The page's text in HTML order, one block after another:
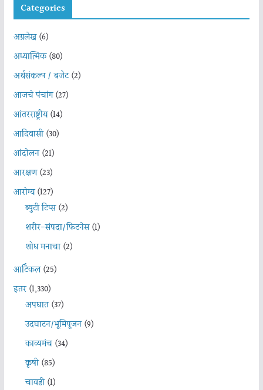
Categories
अग्रलेख(6)
अध्यात्मिक(80)
अर्थसंकल्प / बजेट(2)
आजचे पंचांग(27)
आंतरराष्ट्रीय(14)
आदिवासी(30)
आंदोलन(21)
आरक्षण(23)
आरोग्य(127)
ब्युटी टिप्स(2)
शरीर-संपदा/फिटनेस(1)
शोध मनाचा(2)
आर्टिकल(25)
इतर(1,330)
अपघात(37)
उदघाटन/भूमिपूजन(9)
काव्यमंच(34)
कृषी(85)
चावडी(1)